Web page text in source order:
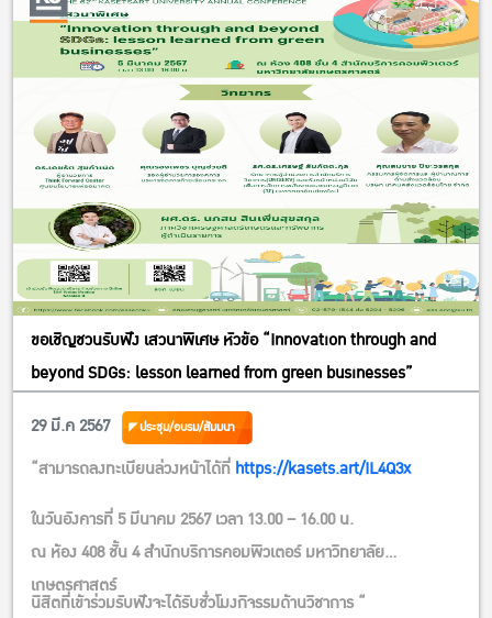
Onsite ณ คณะเศรษฐศาสตร์ มหาวิทยาลัยเกษตรศาสตร์
วิทยาเขตบางเขน และดูงานและทำ Workshop ที่ Bangkok
Backyard
วิทยากรโดยอาจารย์ผู้เชี่ยวชาญด้านธุรกิจและการตลาดจากภาค
ภาควิชาเศรษฐศาสตร์เกษตรและทรัพยากร คณะเศรษฐศาสตร์
มหาวิทยาลัยเกษตรศาสตร์ และวิทยากรรับเชิญ คือ คุณธนัช ชาญนิธิ
บวร และคุณพัชริดา ธรรมเกสร ผู้ร่วมก่อตั้ง Bangkok Backyard
หลักสูตรนี้เหมาะสำหรับผู้ที่ต้องการทำธุรกิจลานกางเต็นท์ หรือ ผู้ที่
สนใจอบรมเพื่อเป็นแนวทางในการดำเนินธุรกิจการท่องเที่ยวเชื่อมโยง
หรือลานกางเต็นท์ในอนาคต
หลักสูตรนี้เหมาะสำหรับเจ้าหน้าที่ของรัฐ เช่น กรมอุทยานแห่งชาติ
สัตว์ป่า และพันธุ์พืช, กรมการท่องเที่ยว,กรมส่งเสริมการเกษตร,
พัฒนาการท่องเที่ยวลานกางเต็นท์ในอนาคต
จุดเด่นของโครงการอบรมนี้
การประยุกต์แนวคิดและทฤษฎีด้านโมเดลธุรกิจและการตลาด และ
ได้ความรู้และประสบการณ์จากผู้ที่ทำธุรกิจลานลานกางเต็นท์จริง เพื่อ
เข้าใจกลุ่มลูกค้า ในรูปแบบต่างๆ
ขอเชิญชวนรับฟัง เสวนาพิเศษ หัวข้อ “Innovation through and
beyond SDGs: lesson learned from green businesses”
29 มี.ค 2567
ประชุม/อบรม/สัมมนา
“สามารถลงทะเบียนล่วงหน้าได้ที่ https://kasets.art/IL4Q3x
ในวันอังคารที่ 5 มีนาคม 2567 เวลา 13.00 – 16.00 น.
ณ ห้อง 408 ชั้น 4 สำนักบริการคอมพิวเตอร์ มหาวิทยาลัย
เกษตรศาสตร์
นิสิตที่เข้าร่วมรับฟังจะได้รับชั่วโมงกิจรรมด้านวิชาการ “